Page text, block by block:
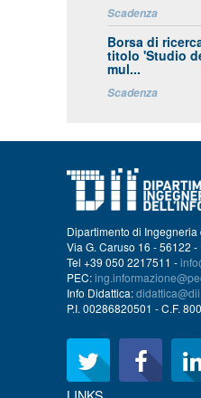
Scadenza
Borsa di
titolo 'Studio
mul...
Scadenza
Dipartimento di
Via G. Caruso 16 - 56122 -
Tel +39 050 2217511 -
PEC:
Info Didattica:
P.I. 00286820501 - C.F.